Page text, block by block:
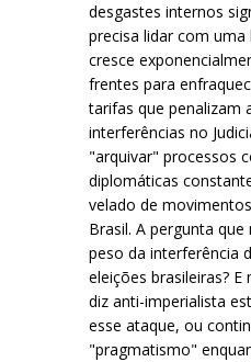
desgastes internos
precisa lidar com
cresce
frentes para
tarifas que penalizam
interferências no
"arquivar" processos
diplomáticas
velado de
Brasil. A pergunta
peso da interferência
eleições brasileiras?
diz anti-imperialista
esse ataque, ou
"pragmatismo"